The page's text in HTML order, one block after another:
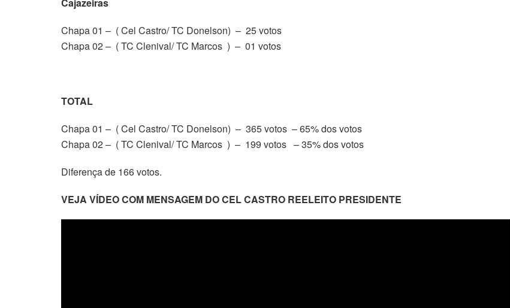
Cajazeiras
Chapa 01 – ( Cel Castro/ TC Donelson) – 25 votos
Chapa 02 – ( TC Clenival/ TC Marcos ) – 01 votos
TOTAL
Chapa 01 – ( Cel Castro/ TC Donelson) – 365 votos – 65% dos votos
Chapa 02 – ( TC Clenival/ TC Marcos ) – 199 votos – 35% dos votos
Diferença de 166 votos.
VEJA VÍDEO COM MENSAGEM DO CEL CASTRO REELEITO PRESIDENTE